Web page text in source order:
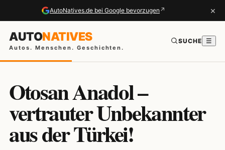
AutoNatives.de bei Google bevorzugen ↗ ×
AUTONATIVES
Autos. Menschen. Geschichten.
SUCHE ☰
Otosan Anadol –
vertrauter Unbekannter
aus der Türkei!